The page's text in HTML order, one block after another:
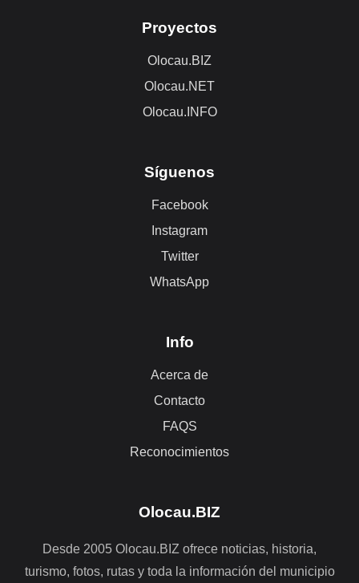
Proyectos
Olocau.BIZ
Olocau.NET
Olocau.INFO
Síguenos
Facebook
Instagram
Twitter
WhatsApp
Info
Acerca de
Contacto
FAQS
Reconocimientos
Olocau.BIZ
Desde 2005 Olocau.BIZ ofrece noticias, historia,
turismo, fotos, rutas y toda la información del municipio